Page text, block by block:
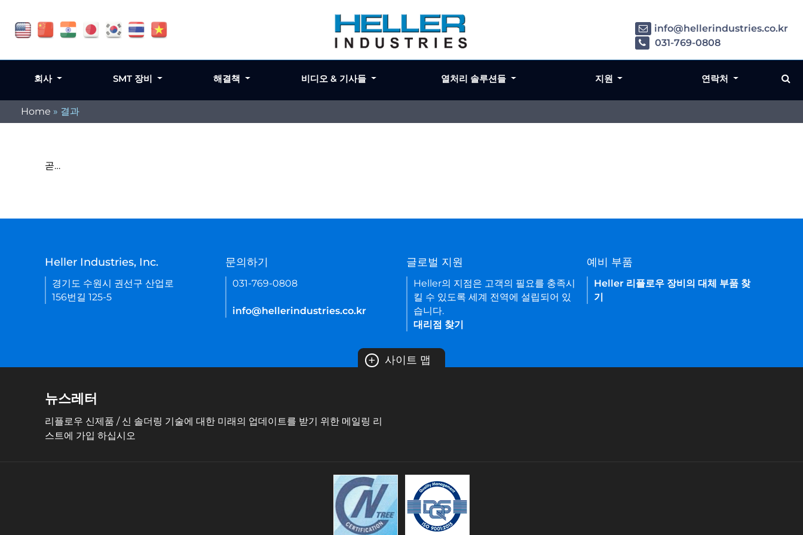
Home » 결과
곧…
info@hellerindustries.co.kr
031-769-0808
회사 SMT 장비 해결책 비디오 & 기사들 열처리 솔루션들 지원 연락처
Heller Industries, Inc.
경기도 수원시 권선구 산업로
156번길 125-5
문의하기
031-769-0808
info@hellerindustries.co.kr
글로벌 지원
Heller의 지점은 고객의 필요를 충족시
킬 수 있도록 세계 전역에 설립되어 있
습니다.
대리점 찾기
예비 부품
Heller 리플로우 장비의 대체 부품 찾
기
+ 사이트 맵
뉴스레터
리플로우 신제품 / 신 솔더링 기술에 대한 미래의 업데이트를 받기 위한 메일링 리
스트에 가입 하십시오